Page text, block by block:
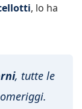
, lo ha
, tutte le